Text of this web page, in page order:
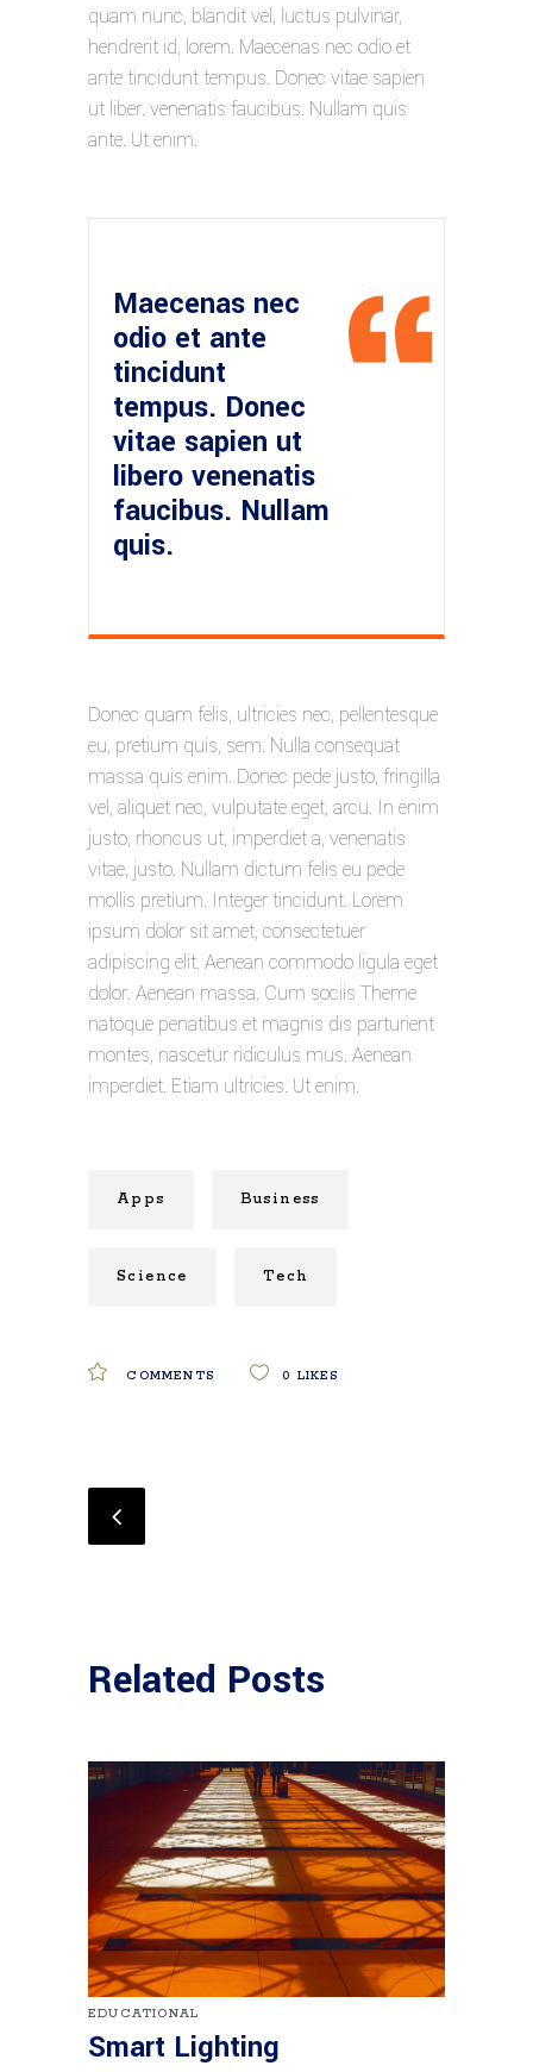
quam nunc, blandit vel, luctus pulvinar,
hendrerit id, lorem. Maecenas nec odio et
ante tincidunt tempus. Donec vitae sapien
ut liber. venenatis faucibus. Nullam quis
ante. Ut enim.
Maecenas nec
odio et ante
tincidunt
tempus. Donec
vitae sapien ut
libero venenatis
faucibus. Nullam
quis.
Donec quam felis, ultricies nec, pellentesque
eu, pretium quis, sem. Nulla consequat
massa quis enim. Donec pede justo, fringilla
vel, aliquet nec, vulputate eget, arcu. In enim
justo, rhoncus ut, imperdiet a, venenatis
vitae, justo. Nullam dictum felis eu pede
mollis pretium. Integer tincidunt. Lorem
ipsum dolor sit amet, consectetuer
adipiscing elit. Aenean commodo ligula eget
dolor. Aenean massa. Cum sociis Theme
natoque penatibus et magnis dis parturient
montes, nascetur ridiculus mus. Aenean
imperdiet. Etiam ultricies. Ut enim.
Apps Business
Science Tech
COMMENTS 0 LIKES
Related Posts
EDUCATIONAL
Smart Lighting